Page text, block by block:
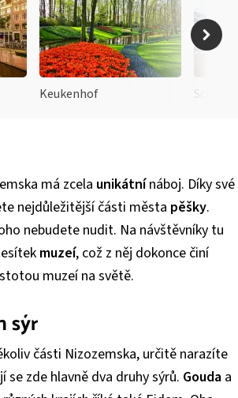
Keukenhof
má zcela unikátnínáboj. Díky své
nejdůležitější části města pěšky.
nebudete nudit. Na návštěvníky tu
muzeí, což z něj dokonce činí
muzeí na světě.
sýr
části Nizozemska, určitě narazíte
se zde hlavně dva druhy sýrů. Gouda a